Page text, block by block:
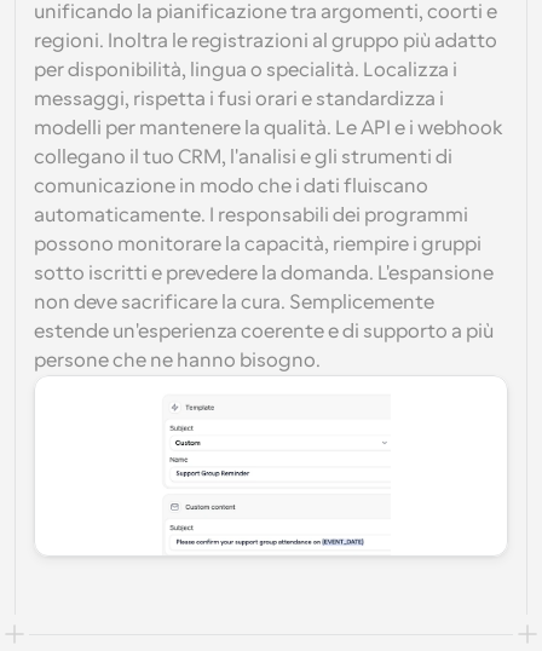
unificando la pianificazione tra argomenti, coorti e
regioni. Inoltra le registrazioni al gruppo più adatto
per disponibilità, lingua o specialità. Localizza i
messaggi, rispetta i fusi orari e standardizza i
modelli per mantenere la qualità. Le API e i webhook
collegano il tuo CRM, l'analisi e gli strumenti di
comunicazione in modo che i dati fluiscano
automaticamente. I responsabili dei programmi
possono monitorare la capacità, riempire i gruppi
sotto iscritti e prevedere la domanda. L'espansione
non deve sacrificare la cura. Semplicemente
estende un'esperienza coerente e di supporto a più
persone che ne hanno bisogno.